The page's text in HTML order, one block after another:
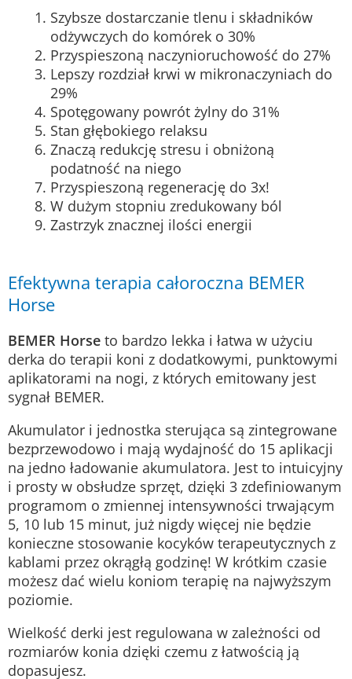
Szybsze dostarczanie tlenu i składników
odżywczych do komórek o 30%
Przyspieszoną naczynioruchowość do 27%
Lepszy rozdział krwi w mikronaczyniach do
29%
Spotęgowany powrót żylny do 31%
Stan głębokiego relaksu
Znaczą redukcję stresu i obniżoną
podatność na niego
Przyspieszoną regenerację do 3x!
W dużym stopniu zredukowany ból
Zastrzyk znacznej ilości energii
Efektywna terapia całoroczna BEMER
Horse
BEMER Horse to bardzo lekka i łatwa w użyciu
derka do terapii koni z dodatkowymi, punktowymi
aplikatorami na nogi, z których emitowany jest
sygnał BEMER.
Akumulator i jednostka sterująca są zintegrowane
bezprzewodowo i mają wydajność do 15 aplikacji
na jedno ładowanie akumulatora. Jest to intuicyjny
i prosty w obsłudze sprzęt, dzięki 3 zdefiniowanym
programom o zmiennej intensywności trwającym
5, 10 lub 15 minut, już nigdy więcej nie będzie
konieczne stosowanie kocyków terapeutycznych z
kablami przez okrągłą godzinę! W krótkim czasie
możesz dać wielu koniom terapię na najwyższym
poziomie.
Wielkość derki jest regulowana w zależności od
rozmiarów konia dzięki czemu z łatwością ją
dopasujesz.